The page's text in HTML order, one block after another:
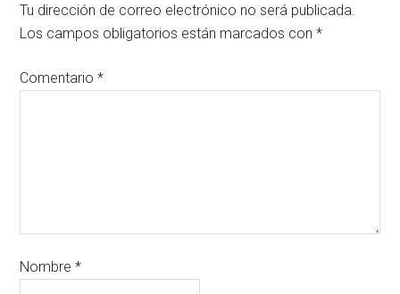
Tu dirección de correo electrónico no será publicada.
Los campos obligatorios están marcados con*
Comentario*
Nombre*